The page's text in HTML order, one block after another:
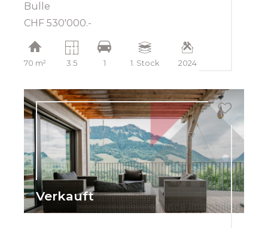
Bulle
CHF 530'000.-
70 m² 3.5 1 1. Stock 2024
Verkauft